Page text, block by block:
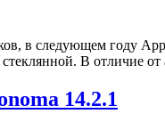
в следующем году
В отличие
14.2.1